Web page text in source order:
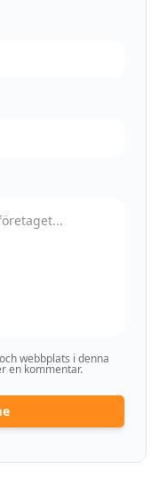
webbplats i denna
en kommentar.